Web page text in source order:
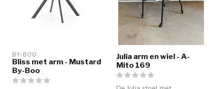
BY-BOO
Bliss met arm - Mustard
By-Boo
Julia arm en wiel - A-
Mito 169